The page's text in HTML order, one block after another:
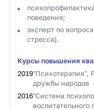
поведения;
эксперт по
стресса).
Курсы повышения
2019"Психотерапия",
дружбы народов
2016"Система